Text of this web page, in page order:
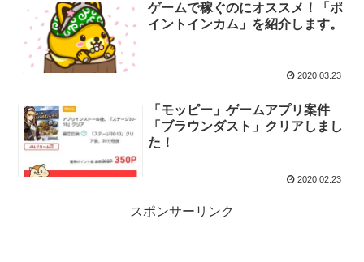
ゲームで稼ぐのにオススメ！「ポ
イントインカム」を紹介します。
2020.03.23
「モッピー」ゲームアプリ案件
「ブラウンダスト」クリアしまし
た！
2020.02.23
スポンサーリンク